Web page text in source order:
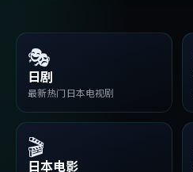
🎭
日剧
最新热门日本电视剧
🎬
日本电影